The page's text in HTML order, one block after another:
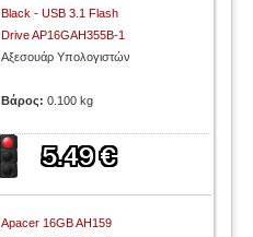
Black - USB 3.1 Flash
Drive AP16GAH355B-1
Αξεσουάρ Υπολογιστών
Βάρος:0.100 kg
Apacer 16GB AH159